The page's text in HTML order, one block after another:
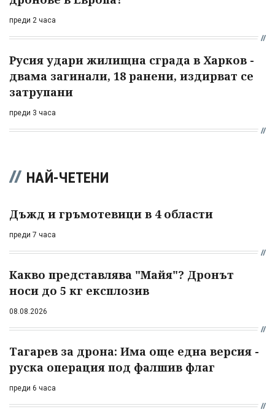
преди 2 часа
Русия удари жилищна сграда в Харков -
двама загинали, 18 ранени, издирват се
затрупани
преди 3 часа
НАЙ-ЧЕТЕНИ
Дъжд и гръмотевици в 4 области
преди 7 часа
Какво представлява "Майя"? Дронът
носи до 5 кг експлозив
08.08.2026
Тагарев за дрона: Има още една версия -
руска операция под фалшив флаг
преди 6 часа